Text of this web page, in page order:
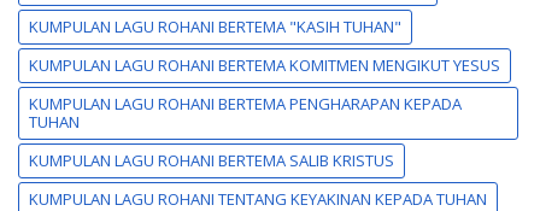
KUMPULAN LAGU ROHANI BERTEMA "KASIH TUHAN"
KUMPULAN LAGU ROHANI BERTEMA KOMITMEN MENGIKUT YESUS
KUMPULAN LAGU ROHANI BERTEMA PENGHARAPAN KEPADA
TUHAN
KUMPULAN LAGU ROHANI BERTEMA SALIB KRISTUS
KUMPULAN LAGU ROHANI TENTANG KEYAKINAN KEPADA TUHAN